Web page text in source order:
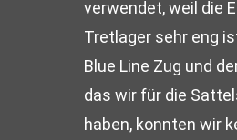
verwendet, weil die
Tretlager sehr eng
Blue Line Zug und
das wir für die
haben, konnten wir